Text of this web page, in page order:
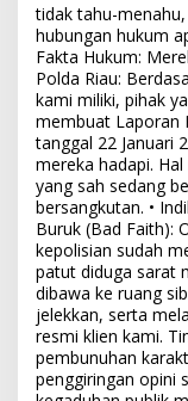
tidak tahu-
hubungan hukum
Fakta Hukum:
Polda Riau:
kami miliki, pihak
membuat Laporan
tanggal 22 Januari
mereka hadapi.
yang sah sedang
bersangkutan. •
Buruk (Bad Faith):
kepolisian sudah
patut diduga sarat
dibawa ke ruang
jelekkan, serta
resmi klien kami.
pembunuhan
penggiringan opini